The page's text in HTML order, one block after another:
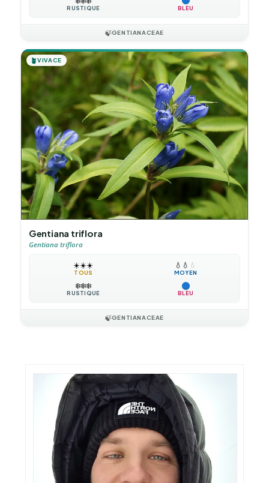
RUSTIQUE BLEU
🍃GENTIANACEAE
🪴VIVACE
Gentiana triflora
Gentiana triflora
☀️☀️☀️
TOUS
💧 💧 💧
MOYEN
❄️❄️❄️
RUSTIQUE BLEU
🍃GENTIANACEAE